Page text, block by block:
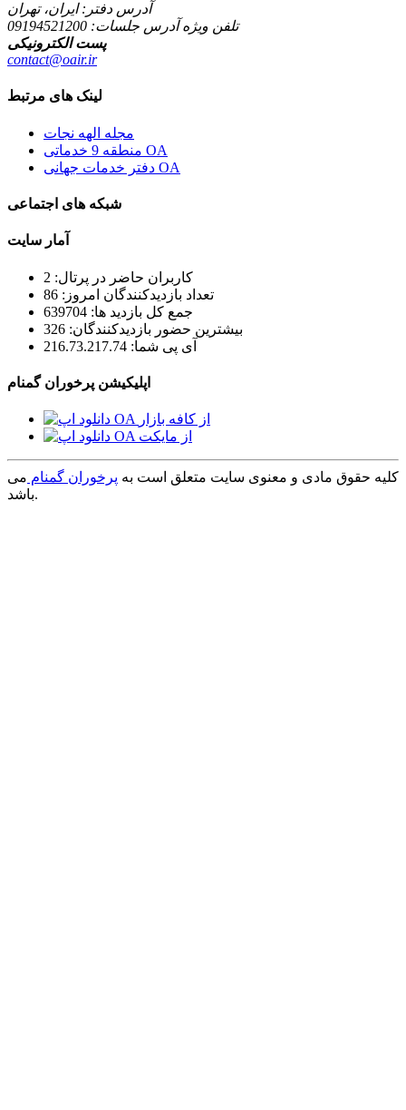
آدرس دفتر: ایران، تهران
تلفن ویژه آدرس جلسات:
پست الکترونیکی
contact@oair.ir
لینک های مرتبط
مجله الهه نجات
منطقه 9 خدماتی OA
دفتر خدمات جهانی OA
شبکه های اجتماعی
آمار سایت
کاربران حاضر در پرتال: 2
تعداد بازدیدکنندگان امروز: 86
جمع کل بازدید ها: 639704
بیشترین حضور بازدیدکنندگان: 326
آی پی شما: 216.73.217.74
اپلیکیشن پرخوران گمنام
کلیه حقوق مادی و معنوی سایت متعلق است به پرخوران گمنام می
باشد.